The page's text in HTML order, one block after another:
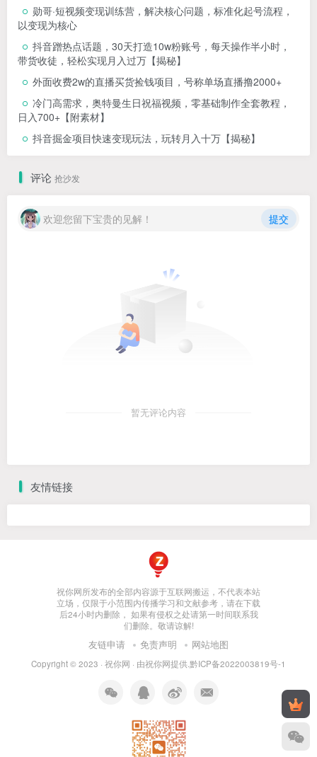
勋哥·短视频变现训练营，解决核心问题，标准化起号流程，
以变现为核心
抖音蹭热点话题，30天打造10w粉账号，每天操作半小时，
带货收徒，轻松实现月入过万【揭秘】
外面收费2w的直播买货捡钱项目，号称单场直播撸2000+
冷门高需求，奥特曼生日祝福视频，零基础制作全套教程，
日入700+【附素材】
抖音掘金项目快速变现玩法，玩转月入十万【揭秘】
评论 抢沙发
欢迎您留下宝贵的见解！ 提交
暂无评论内容
友情链接
祝你网所发布的全部内容源于互联网搬运，不代表本站
立场，仅限于小范围内传播学习和文献参考，请在下载
后24小时内删除， 如果有侵权之处请第一时间联系我
们删除。敬请谅解!
友链申请 免责声明 网站地图
Copyright © 2023 · 祝你网 · 由祝你网提供.黔ICP备2022003819号-1